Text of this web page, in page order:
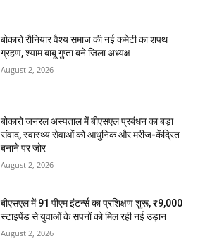
बोकारो रौनियार वैश्य समाज की नई कमेटी का शपथ
ग्रहण, श्याम बाबू गुप्ता बने जिला अध्यक्ष
August 2, 2026
बोकारो जनरल अस्पताल में बीएसएल प्रबंधन का बड़ा
संवाद, स्वास्थ्य सेवाओं को आधुनिक और मरीज-केंद्रित
बनाने पर जोर
August 2, 2026
बीएसएल में 91 पीएम इंटर्न्स का प्रशिक्षण शुरू, ₹9,000
स्टाइपेंड से युवाओं के सपनों को मिल रही नई उड़ान
August 2, 2026